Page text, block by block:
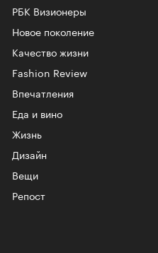
РБК Визионеры
Новое поколение
Качество жизни
Fashion Review
Впечатления
Еда и вино
Жизнь
Дизайн
Вещи
Репост